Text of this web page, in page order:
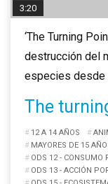
3:20
12 A 14 AÑOS
MAYORES DE 15
ODS 12 - CONSUMO
ODS 13 - ACCIÓN
The
‘The Turning
destrucción del
especies desde